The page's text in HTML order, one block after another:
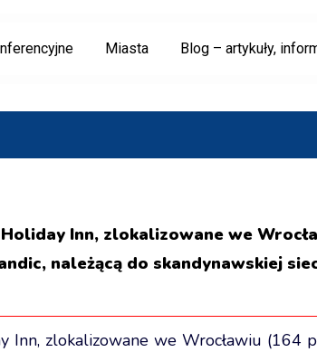
Miasta Blog – artykuły,
Inn, zlokalizowane we
należącą do skandynawskiej
zlokalizowane we Wrocławiu (164